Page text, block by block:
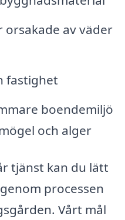
orsakade av väder
fastighet
boendemiljö
och alger
tjänst kan du lätt
processen
Vårt mål